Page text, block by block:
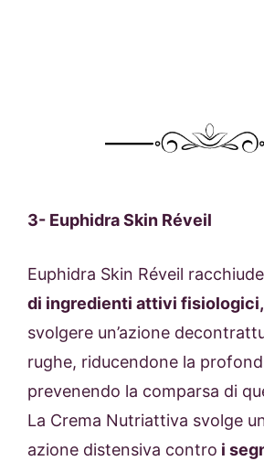
3- Euphidra Skin Réveil
Euphidra Skin Réveil
di ingredienti attivi fisiologici,
svolgere un’azione
rughe, riducendone la
prevenendo la comparsa di
La Crema Nutriattiva svolge
azione distensiva contro i